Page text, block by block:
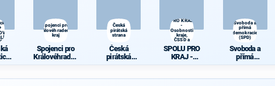
a
Spojenci pro
Královéhradecký
kraj
Spojenci pro
Královéhradec
Česká
pirátská
strana
Česká
pirátská
PRO KRAJ
-
Osobnosti
kraje,
ČSSD a
SPOLU PRO
KRAJ -
Zelení
Svoboda a
přímá
demokracie
(SPD)
Svoboda a
přímá
demokracie